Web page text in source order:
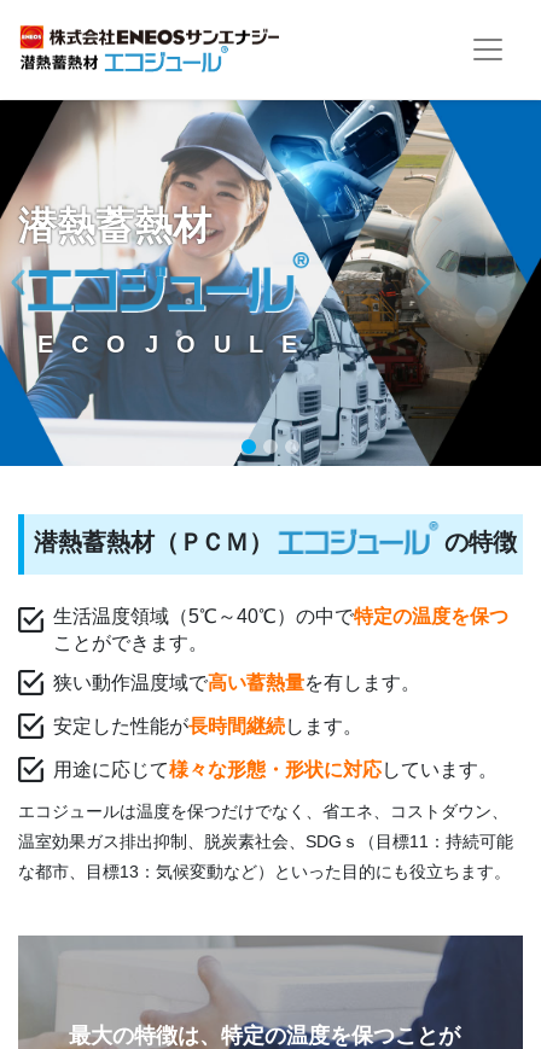
潜熱蓄熱材
ECOJOULE
Previous Next
潜熱蓄熱材（ Ｐ ＣＭ） の特徴
生活温度領域（5℃～40℃）の中で特定の温度を保つ
ことができます。
狭い動作温度域で高い蓄熱量を有します。
安定した性能が長時間継続します。
用途に応じて様々な形態・形状に対応しています。
エコジュールは温度を保つだけでなく、省エネ、コストダウン、
温室効果ガス排出抑制、脱炭素社会、SDGｓ（目標11：持続可能
な都市、目標13：気候変動など）といった目的にも役立ちます。
最大の特徴は、特定の温度を保つことが